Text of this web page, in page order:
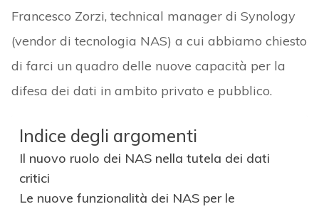
Francesco Zorzi, technical manager di Synology
(vendor di tecnologia NAS) a cui abbiamo chiesto
di farci un quadro delle nuove capacità per la
difesa dei dati in ambito privato e pubblico.
Indice degli argomenti
Il nuovo ruolo dei NAS nella tutela dei dati
critici
Le nuove funzionalità dei NAS per le